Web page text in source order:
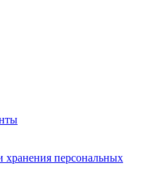
хранения персональных